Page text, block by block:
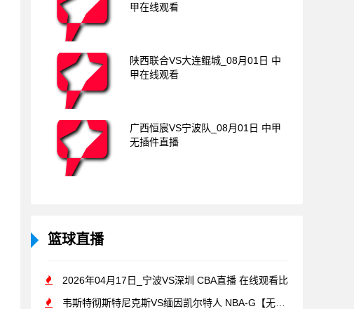
甲在线观看
陕西联合VS大连鲲城_08月01日 中
甲在线观看
广西恒宸VS宁波队_08月01日 中甲
无插件直播
篮球直播
2026年04月17日_宁波VS深圳 CBA直播 在线观看比
韦斯特彻斯特尼克斯VS缅因凯尔特人 NBA-G【无插件直播】